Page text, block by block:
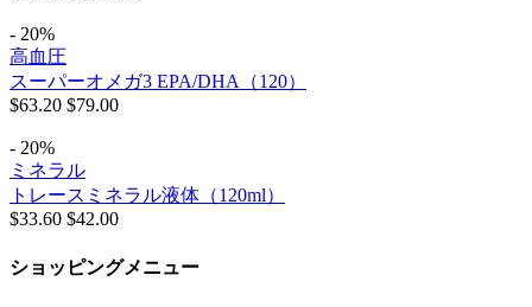
- 20%
高血圧
スーパーオメガ3 EPA/DHA（120）
$63.20 $79.00
- 20%
ミネラル
トレースミネラル液体（120ml）
$33.60 $42.00
ショッピングメニュー